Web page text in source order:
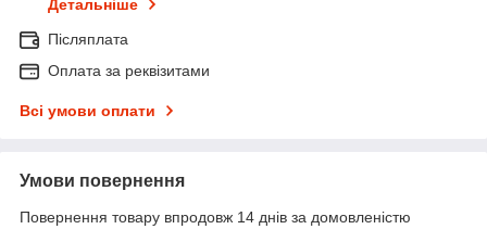
Детальніше
Післяплата
Оплата за реквізитами
Всі умови оплати
Умови повернення
Повернення товару впродовж 14 днів за домовленістю